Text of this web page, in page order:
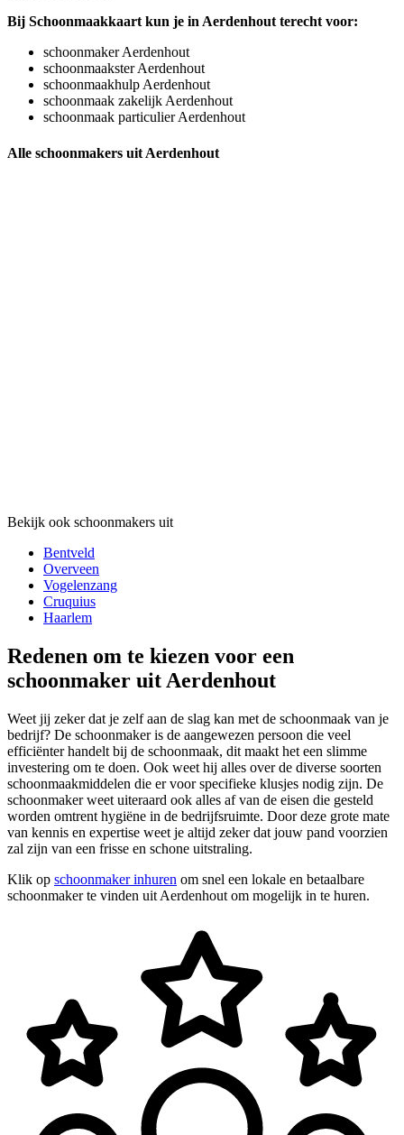
Bij Schoonmaakkaart kun je in Aerdenhout terecht voor:
schoonmaker Aerdenhout
schoonmaakster Aerdenhout
schoonmaakhulp Aerdenhout
schoonmaak zakelijk Aerdenhout
schoonmaak particulier Aerdenhout
Alle schoonmakers uit Aerdenhout
Bekijk ook schoonmakers uit
Bentveld
Overveen
Vogelenzang
Cruquius
Haarlem
Redenen om te kiezen voor een
schoonmaker uit Aerdenhout
Weet jij zeker dat je zelf aan de slag kan met de schoonmaak van je
bedrijf? De schoonmaker is de aangewezen persoon die veel
efficiënter handelt bij de schoonmaak, dit maakt het een slimme
investering om te doen. Ook weet hij alles over de diverse soorten
schoonmaakmiddelen die er voor specifieke klusjes nodig zijn. De
schoonmaker weet uiteraard ook alles af van de eisen die gesteld
worden omtrent hygiëne in de bedrijfsruimte. Door deze grote mate
van kennis en expertise weet je altijd zeker dat jouw pand voorzien
zal zijn van een frisse en schone uitstraling.
Klik op schoonmaker inhuren om snel een lokale en betaalbare
schoonmaker te vinden uit Aerdenhout om mogelijk in te huren.